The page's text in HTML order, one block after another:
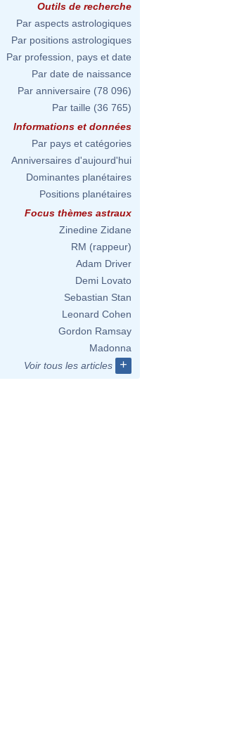
Outils de recherche
Par aspects astrologiques
Par positions astrologiques
Par profession, pays et date
Par date de naissance
Par anniversaire (78 096)
Par taille (36 765)
Informations et données
Par pays et catégories
Anniversaires d'aujourd'hui
Dominantes planétaires
Positions planétaires
Focus thèmes astraux
Zinedine Zidane
RM (rappeur)
Adam Driver
Demi Lovato
Sebastian Stan
Leonard Cohen
Gordon Ramsay
Madonna
Voir tous les articles
+